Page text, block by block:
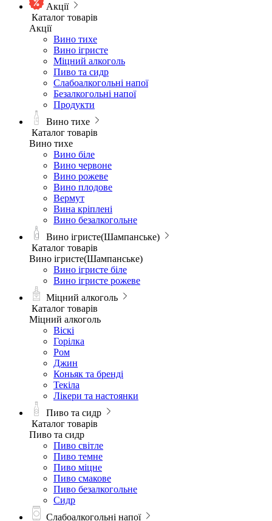
Акції
Каталог товарів
Акції
Вино тихе
Вино ігристе
Міцний алкоголь
Пиво та сидр
Слабоалкогольні напої
Безалкогольні напої
Продукти
Вино тихе
Каталог товарів
Вино тихе
Вино біле
Вино червоне
Вино рожеве
Вино плодове
Вермут
Вина кріплені
Вино безалкогольне
Вино ігристе(Шампанське)
Каталог товарів
Вино ігристе(Шампанське)
Вино ігристе біле
Вино ігристе рожеве
Міцний алкоголь
Каталог товарів
Міцний алкоголь
Віскі
Горілка
Ром
Джин
Коньяк та бренді
Текіла
Лікери та настоянки
Пиво та сидр
Каталог товарів
Пиво та сидр
Пиво світле
Пиво темне
Пиво міцне
Пиво смакове
Пиво безалкогольне
Сидр
Слабоалкогольні напої